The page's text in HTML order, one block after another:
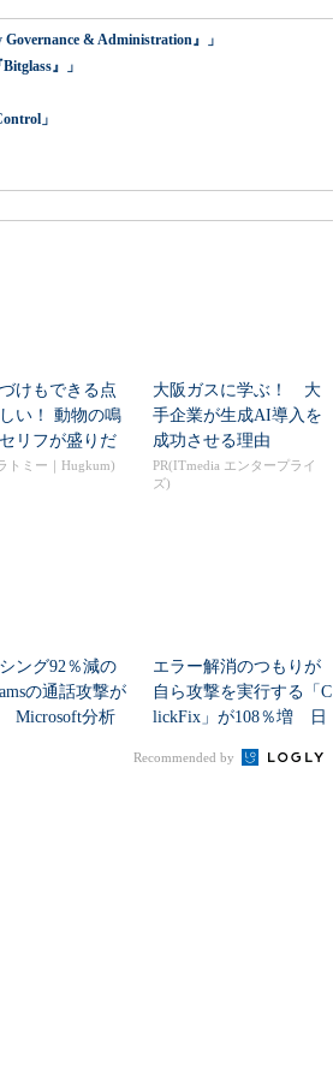
& Administration』」
』」
」
けもできる点
い！ 動物の鳴
リフが盛りだ
「アニア ...
トミー｜Hugkum)
大阪ガスに学ぶ！ 大
手企業が生成AI導入を
成功させる理由
PR(ITmedia エンタープライ
ズ)
ング92％減の
の通話攻撃が
Microsoft分析
エラー解消のつもりが
自ら攻撃を実行する「C
lickFix」が108％増 日
Recommended by